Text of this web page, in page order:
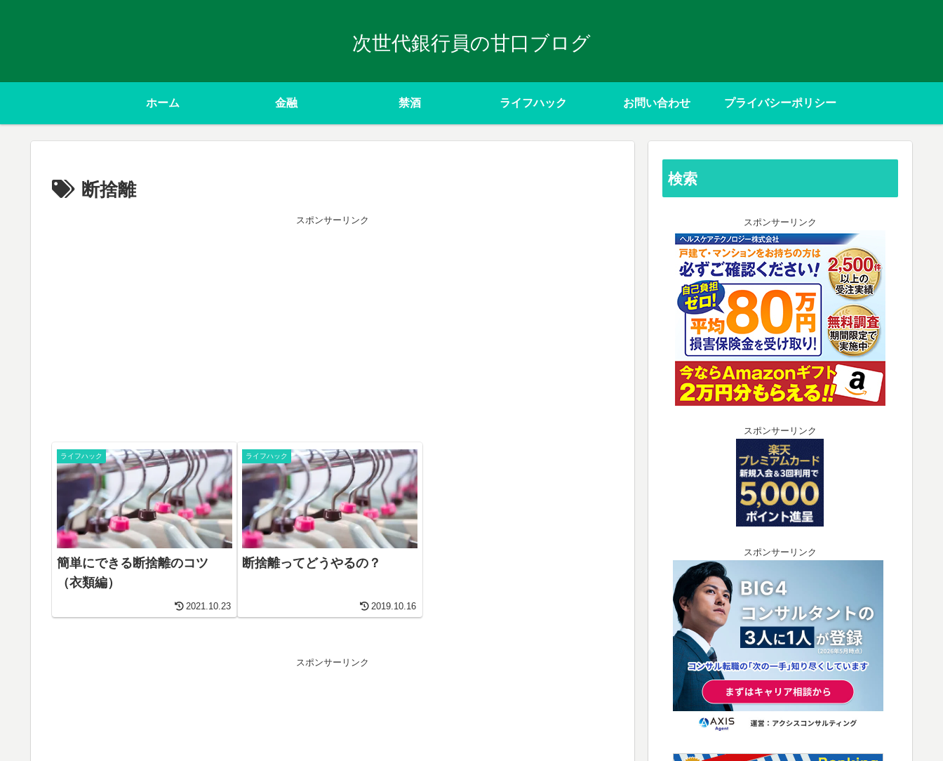
次世代銀行員の甘口ブログ
ホーム 金融 禁酒 ライフハック お問い合わせ プライバシーポリシー
断捨離
スポンサーリンク
ライフハック
簡単にできる断捨離のコツ
（衣類編）
2021.10.23
ライフハック
断捨離ってどうやるの？
2019.10.16
スポンサーリンク
検索
スポンサーリンク
スポンサーリンク
スポンサーリンク